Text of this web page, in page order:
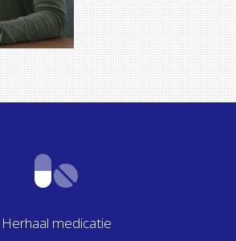
Herhaal medicatie